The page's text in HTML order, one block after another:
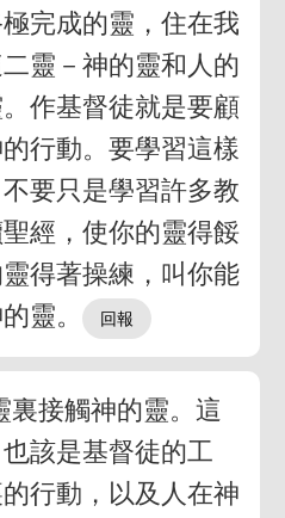
完成的靈，住在我
靈－神的靈和人的
作基督徒就是要顧
行動。要學習這樣
要只是學習許多教
經，使你的靈得餒
得著操練，叫你能
靈。
裏接觸神的靈。這
該是基督徒的工
行動，以及人在神